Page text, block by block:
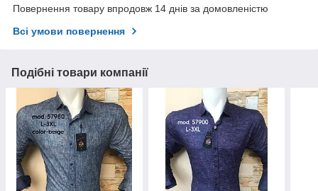
Повернення товару впродовж 14 днів за домовленістю
Всі умови повернення
Подібні товари компанії